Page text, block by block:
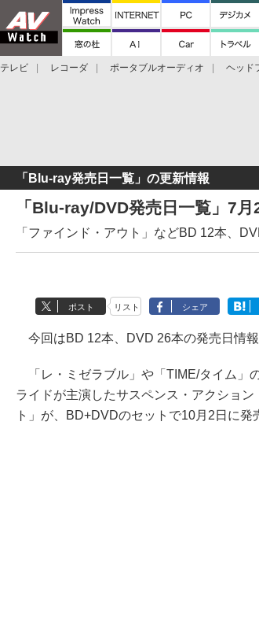
テレビ レコーダ ポータブルオーディオ ヘッド
「Blu-ray発売日一覧」の更新情報
「Blu-ray/DVD発売日一覧」7
「ファインド・アウト」などBD 12本、
ポスト リスト シェア
今回はBD 12本、DVD 26本の発売日情報
「レ・ミゼラブル」や「TIME/タイム」
ライドが主演したサスペンス・アクション
ト」が、BD+DVDのセットで10月2日に発